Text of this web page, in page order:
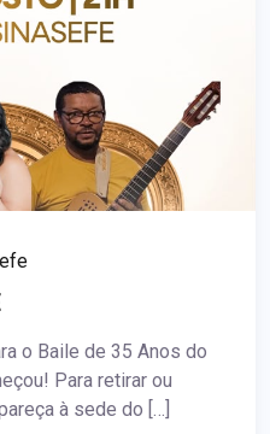
o Baile de 35 Anos do
Para retirar ou
à sede do […]